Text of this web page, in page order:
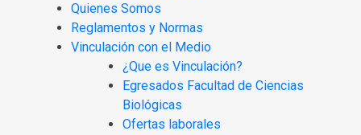
Quienes Somos
Reglamentos y Normas
Vinculación con el Medio
¿Que es Vinculación?
Egresados Facultad de Ciencias
Biológicas
Ofertas laborales